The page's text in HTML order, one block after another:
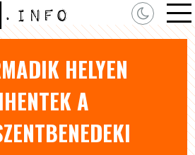
HELYEN
A